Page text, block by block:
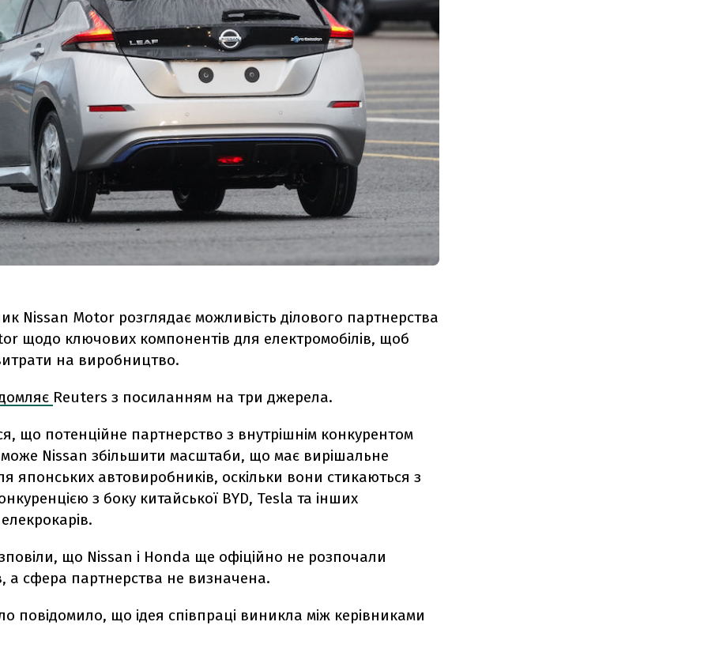
Nissan Motor розглядає можливість ділового партнерства
щодо ключових компонентів для електромобілів, щоб
на виробництво.
Reuters з посиланням на три джерела.
що потенційне партнерство з внутрішнім конкурентом
Nissan збільшити масштаби, що має вирішальне
японських автовиробників, оскільки вони стикаються з
з боку китайської BYD, Tesla та інших
що Nissan і Honda ще офіційно не розпочали
а сфера партнерства не визначена.
повідомило, що ідея співпраці виникла між керівниками